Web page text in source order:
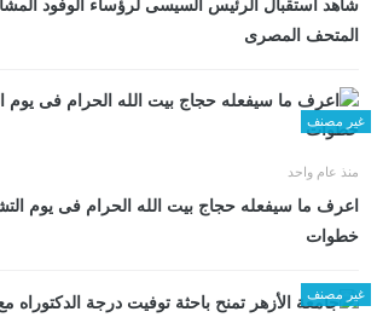
شاهد استقبال الرئيس السيسى لرؤساء الوفود
المتحف المصرى
غير مصنف
منذ عام واحد
خطوات
غير مصنف